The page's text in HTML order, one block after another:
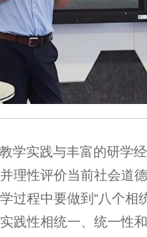
学实践与丰富的研学
理性评价当前社会道
过程中要做到“八个
践性相统一、统一性